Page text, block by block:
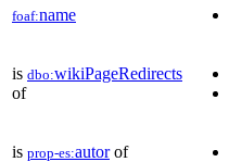
foaf:name
is dbo:wikiPageRedirects
of
is prop-es:autorof